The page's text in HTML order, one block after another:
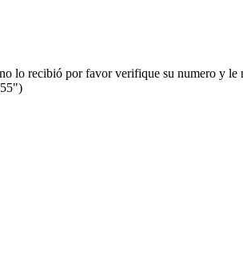
lo recibió por favor verifique su numero y le